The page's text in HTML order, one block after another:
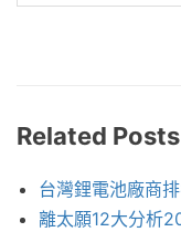
Related Posts
台灣鋰電池廠商
離太願12大分析